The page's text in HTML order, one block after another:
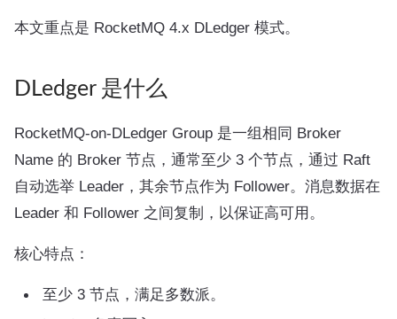
本文重点是 RocketMQ 4.x DLedger 模式。
DLedger 是什么
RocketMQ-on-DLedger Group 是一组相同 Broker
Name 的 Broker 节点，通常至少 3 个节点，通过 Raft
自动选举 Leader，其余节点作为 Follower。消息数据在
Leader 和 Follower 之间复制，以保证高可用。
核心特点：
至少 3 节点，满足多数派。